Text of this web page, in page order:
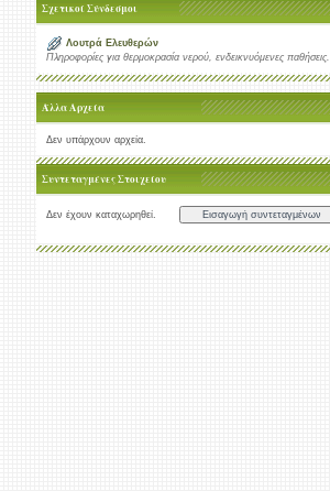
Σχετικοί Σύνδεσμοι
Λουτρά Ελευθερών
Πληροφορίες για θερμοκρασία νερού, ενδεικνυόμενες παθήσεις.
Άλλα Αρχεία
Δεν υπάρχουν αρχεία.
Συντεταγμένες Στοιχείου
Δεν έχουν καταχωρηθεί.